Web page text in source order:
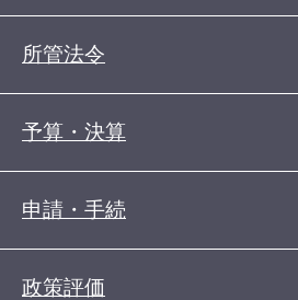
所管法令
予算・決算
申請・手続
政策評価